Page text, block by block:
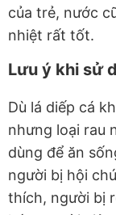
của trẻ, nước
nhiệt rất tốt.
Lưu ý khi sử
Dù lá diếp cá
nhưng loại rau
dùng để ăn
người bị hội
thích, người bị